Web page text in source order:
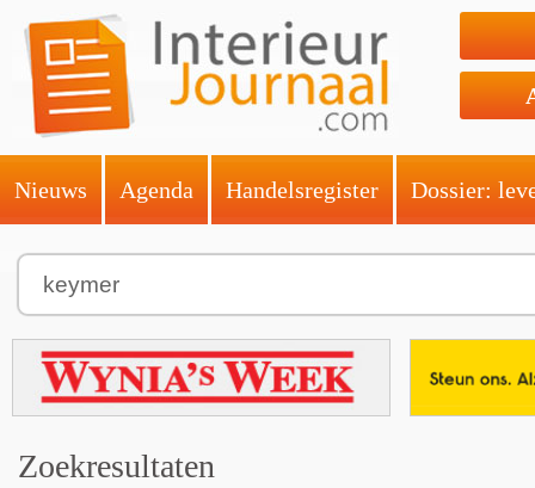
Nieuws Agenda Handelsregister Dossier:
Zoekresultaten